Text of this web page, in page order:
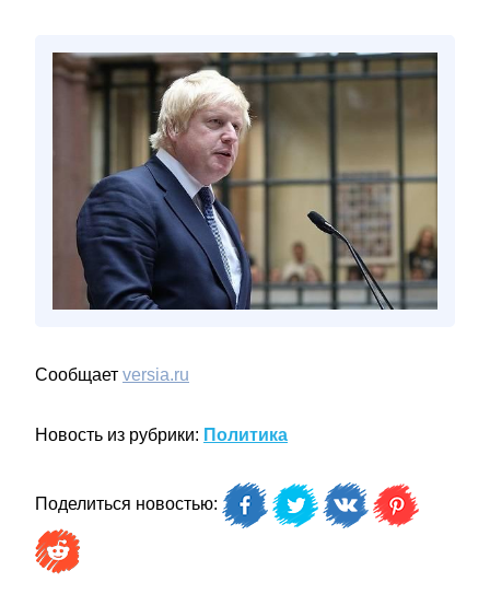
Сообщает versia.ru
Новость из рубрики: Политика
Поделиться новостью: